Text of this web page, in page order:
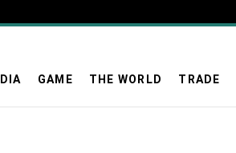
GAME THE WORLD TRADE